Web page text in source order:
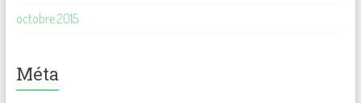
octobre 2015
Méta